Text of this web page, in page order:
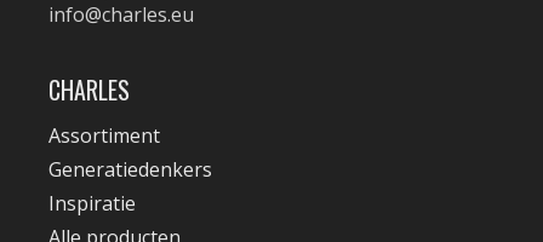
info@charles.eu
CHARLES
Assortiment
Generatiedenkers
Inspiratie